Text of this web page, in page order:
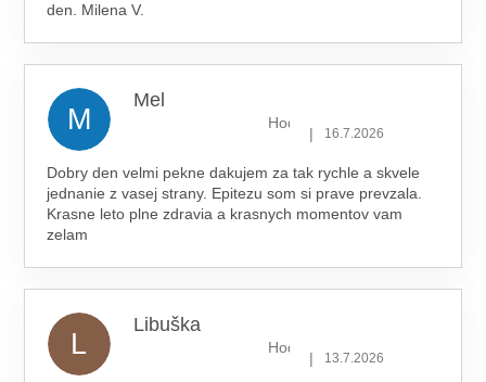
den. Milena V.
M
Mel
Hodnocení obchodu je 5 z 5
| 16.7.2026
Dobry den velmi pekne dakujem za tak rychle a skvele
jednanie z vasej strany. Epitezu som si prave prevzala.
Krasne leto plne zdravia a krasnych momentov vam
zelam
L
Libuška
Hodnocení obchodu je 5 z 5
| 13.7.2026